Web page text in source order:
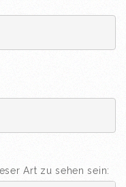
Art zu sehen sein: